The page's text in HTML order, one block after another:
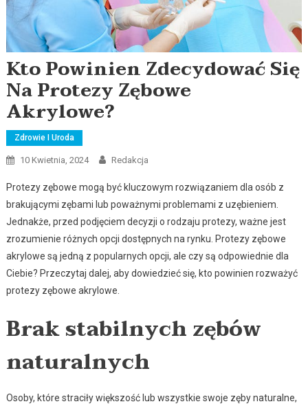
Kto Powinien Zdecydować Się
Na Protezy Zębowe
Akrylowe?
Zdrowie I Uroda
10 Kwietnia, 2024 Redakcja
Protezy zębowe mogą być kluczowym rozwiązaniem dla osób z
brakującymi zębami lub poważnymi problemami z uzębieniem.
Jednakże, przed podjęciem decyzji o rodzaju protezy, ważne jest
zrozumienie różnych opcji dostępnych na rynku. Protezy zębowe
akrylowe są jedną z popularnych opcji, ale czy są odpowiednie dla
Ciebie? Przeczytaj dalej, aby dowiedzieć się, kto powinien rozważyć
protezy zębowe akrylowe.
Brak stabilnych zębów
naturalnych
Osoby, które straciły większość lub wszystkie swoje zęby naturalne,